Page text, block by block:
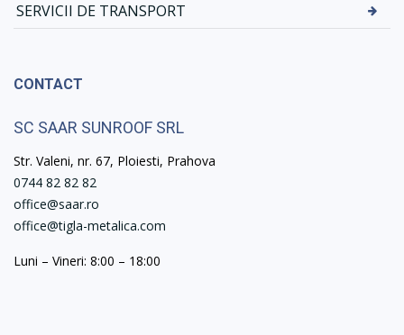
SERVICII DE TRANSPORT
CONTACT
SC SAAR SUNROOF SRL
Str. Valeni, nr. 67, Ploiesti, Prahova
0744 82 82 82
office@saar.ro
office@tigla-metalica.com
Luni – Vineri: 8:00 – 18:00